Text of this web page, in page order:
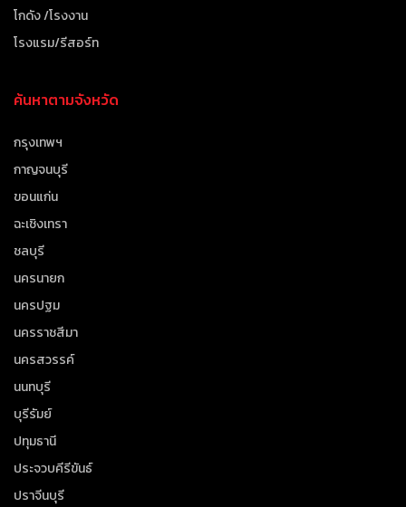
โกดัง /โรงงาน
โรงแรม/รีสอร์ท
ค้นหาตามจังหวัด
กรุงเทพฯ
กาญจนบุรี
ขอนแก่น
ฉะเชิงเทรา
ชลบุรี
นครนายก
นครปฐม
นครราชสีมา
นครสวรรค์
นนทบุรี
บุรีรัมย์
ปทุมธานี
ประจวบคีรีขันธ์
ปราจีนบุรี